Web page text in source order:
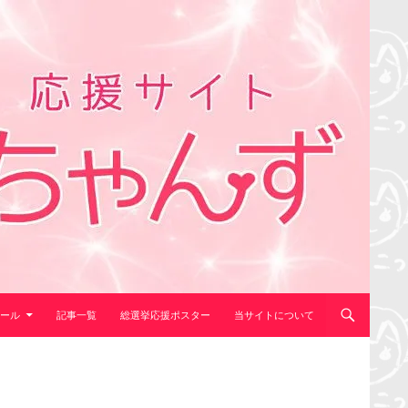
ル 記事一覧 総選挙応援ポスター 当サイトについて